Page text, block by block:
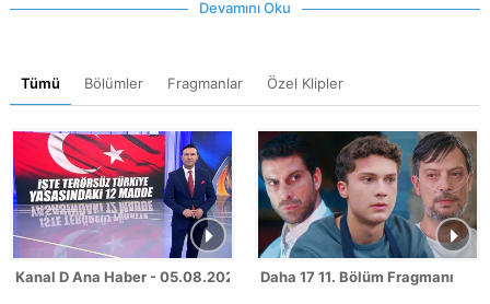
Devamını Oku
Tümü Bölümler Fragmanlar Özel Klipler
Kanal D Ana Haber - 05.08.2026 Daha 17 11. Bölüm Fragmanı